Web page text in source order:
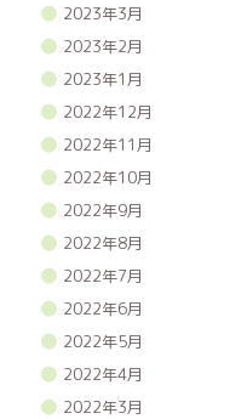
2023年3月
2023年2月
2023年1月
2022年12月
2022年11月
2022年10月
2022年9月
2022年8月
2022年7月
2022年6月
2022年5月
2022年4月
2022年3月